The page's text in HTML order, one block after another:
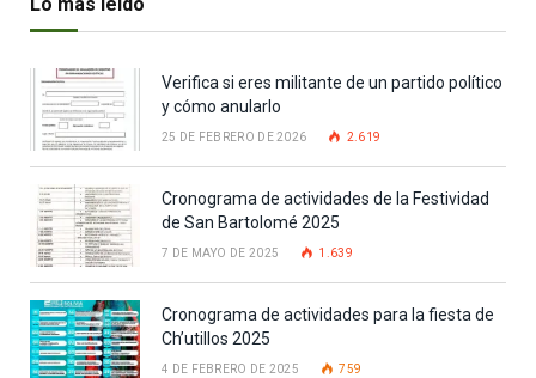
Lo más leido
Verifica si eres militante de un partido político
y cómo anularlo
25 DE FEBRERO DE 2026 2.619
Cronograma de actividades de la Festividad
de San Bartolomé 2025
7 DE MAYO DE 2025 1.639
Cronograma de actividades para la fiesta de
Ch’utillos 2025
4 DE FEBRERO DE 2025 759